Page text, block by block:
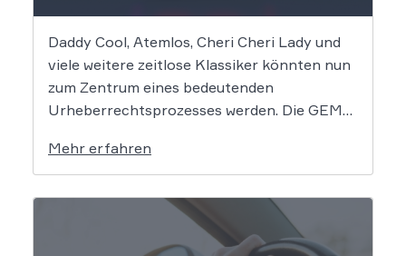
Daddy Cool, Atemlos, Cheri Cheri Lady und
viele weitere zeitlose Klassiker könnten nun
zum Zentrum eines bedeutenden
Urheberrechtsprozesses werden. Die GEMA
will die Rechte ihrer Mitglieder verteidigen.
Dem Unternehmen hinter der populären KI-
Musik-App werden massive
Urheberrechtsverletzungen vorgeworfen.
Die entscheidende Frage lautet: Durfte Suno
Mehr erfahren